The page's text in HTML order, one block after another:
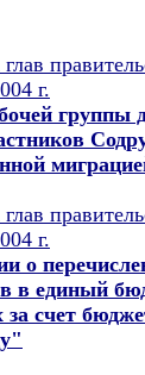
г.
группы
г.
о
в единый
счет